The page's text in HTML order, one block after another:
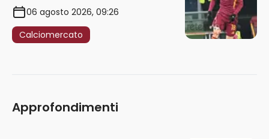
06 agosto 2026, 09:26
Calciomercato
Approfondimenti